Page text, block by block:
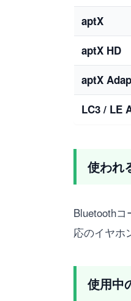
aptX
aptX HD
aptX
LC3 / LE
使われ
Bluetoothコ
応のイヤホ
使用中